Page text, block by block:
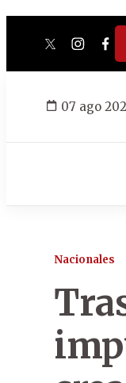
twitter
07 ago
Nacionales